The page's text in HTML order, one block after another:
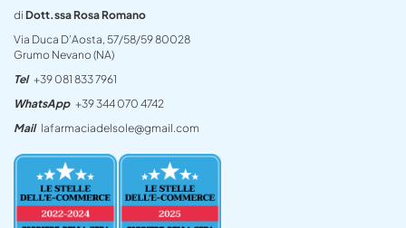
di Dott.ssa Rosa Romano
Via Duca D’Aosta, 57/58/59 80028
Grumo Nevano (NA)
Tel +39 081 833 7961
WhatsApp +39 344 070 4742
Mail lafarmaciadelsole@gmail.com